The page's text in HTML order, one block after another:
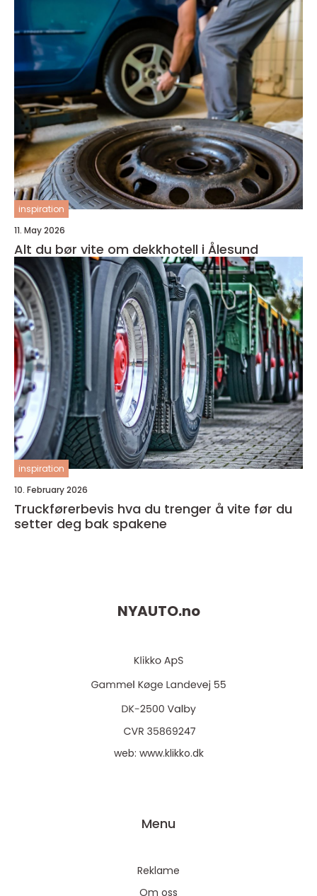
inspiration
11. May 2026
Alt du bør vite om dekkhotell i Ålesund
inspiration
10. February 2026
Truckførerbevis hva du trenger å vite før du
setter deg bak spakene
NYAUTO.no
web: www.klikko.dk
Menu
Reklame
Om oss